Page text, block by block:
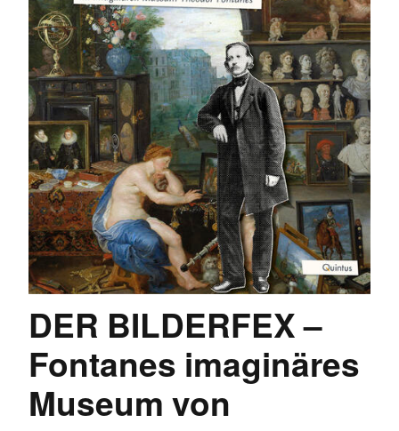
DER BILDERFEX –
Fontanes imaginäres
Museum von